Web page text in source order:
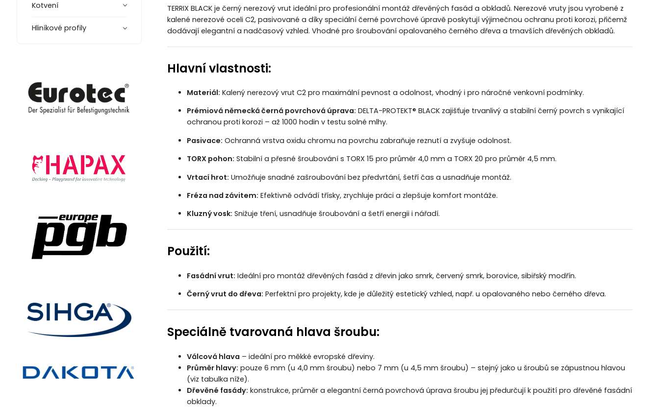
Kotvení
Hliníkové profily
TERRIX BLACK je černý nerezový vrut ideální pro profesionální montáž dřevěných fasád a obkladů. Nerezové vruty jsou vyrobené z
kalené nerezové oceli C2, pasivované a díky speciální černé povrchové úpravě poskytují výjimečnou ochranu proti korozi, přičemž
dodávají elegantní a nadčasový vzhled. Vhodné pro šroubování opalovaného černého dřeva a tmavších dřevěných obkladů.
Hlavní vlastnosti:
Materiál: Kalený nerezový vrut C2 pro maximální pevnost a odolnost, vhodný i pro náročné venkovní podmínky.
Prémiová německá černá povrchová úprava: DELTA-PROTEKT® BLACK zajišťuje trvanlivý a stabilní černý povrch s vynikající
ochranou proti korozi – až 1000 hodin v testu solné mlhy.
Pasivace: Ochranná vrstva oxidu chromu na povrchu zabraňuje reznutí a zvyšuje odolnost.
TORX pohon: Stabilní a přesné šroubování s TORX 15 pro průměr 4,0 mm a TORX 20 pro průměr 4,5 mm.
Vrtací hrot: Umožňuje snadné zašroubování bez předvrtání, šetří čas a usnadňuje montáž.
Fréza nad závitem: Efektivně odvádí třísky, zrychluje práci a zlepšuje komfort montáže.
Kluzný vosk: Snižuje tření, usnadňuje šroubování a šetří energii i nářadí.
Použití:
Fasádní vrut: Ideální pro montáž dřevěných fasád z dřevin jako smrk, červený smrk, borovice, sibiřský modřín.
Černý vrut do dřeva: Perfektní pro projekty, kde je důležitý estetický vzhled, např. u opalovaného nebo černého dřeva.
Speciálně tvarovaná hlava šroubu:
Válcová hlava – ideální pro měkké evropské dřeviny.
Průměr hlavy: pouze 6 mm (u 4,0 mm šroubu) nebo 7 mm (u 4,5 mm šroubu) – stejný jako u šroubů se zápustnou hlavou
(viz tabulka níže).
Dřevěné fasády: konstrukce, průměr a elegantní černá povrchová úprava šroubu jej předurčují k použití pro dřevěné fasádní
obklady.